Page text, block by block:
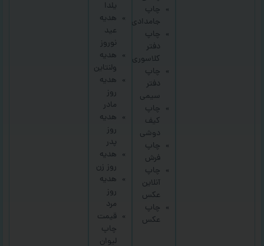
چاپ
جامدادی
چاپ
دفتر
کلاسوری
چاپ
دفتر
سیمی
چاپ
کیف
دوشی
چاپ
فرش
چاپ
آنلاین
عکس
چاپ
عکس
یلدا
هدیه
عید
نوروز
هدیه
ولنتاین
هدیه
روز
مادر
هدیه
روز
پدر
هدیه
روز زن
هدیه
روز
مرد
قیمت
چاپ
لیوان